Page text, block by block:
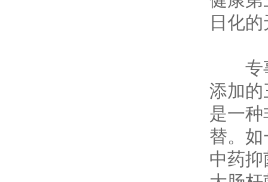
日化
专事
添加的
是一
替。
中药